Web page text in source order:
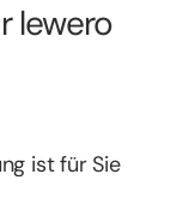
lewero
ist für Sie